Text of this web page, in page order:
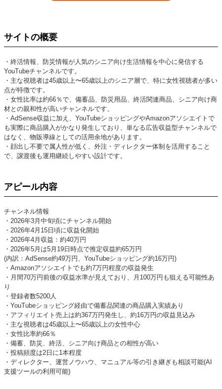
サイトの概要
・終活情報、防災情報が人気のシニア向け生活情報を中心に発信する
YouTubeチャンネルです。
・主な視聴者は45歳以上〜65歳以上のシニア層で、特に女性視聴者が多い
点が特徴です。
・女性比率は約66％で、備蓄品、防災用品、終活関連商品、シニア向け商
材との親和性が高いチャンネルです。
・AdSense収益に加え、YouTubeショッピングやAmazonアソシエイトで
も実際に商品購入がかなり発生しており、単なる広告収益型チャンネルで
はなく、物販導線としての活用余地があります。
・顔出し不要で属人性が低く、外注・ディレクター体制を活用すること
で、譲渡後も運用継続しやすい設計です。
アピール内容
チャンネル情報
・2026年3月中旬頃にチャンネル開始
・2026年4月15日頃に収益化開始
・2026年4月収益：約40万円
・2026年5月は5月19日時点で推定収益約65万円
(内訳：AdSense約49万円、YouTubeショッピング約16万円)
・Amazonアソシエイトでも約7万円程度の収益発生
・月間70万円前後の収益水準が見えており、月100万円も狙える可能性あ
り
・登録者数5200人
・YouTubeショッピング経由で備蓄品関連の商品購入実績あり
・アフィリエイト売上は約367万円発生し、約16万円の収益見込み
・主な視聴者は45歳以上〜65歳以上の女性中心
・女性比率約66％
・備蓄、防災、終活、シニア向け商品との相性が高い
・投稿頻度は2日に1本程度
・ディレクター、運営ノウハウ、マニュアル等の引き継ぎも相談可能(AI
支援ツールの利用可能)